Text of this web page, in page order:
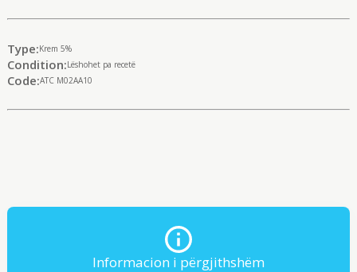
Type:Krem 5%
Condition:Lëshohet pa recetë
Code:ATC М02АА10
Informacion i përgjithshëm